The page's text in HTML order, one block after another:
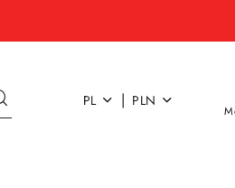
PL | PLN